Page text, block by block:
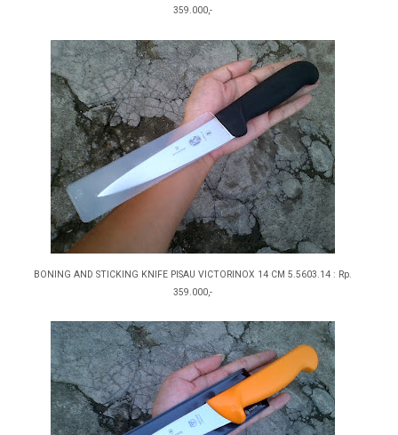
359.000,-
BONING AND STICKING KNIFE PISAU VICTORINOX 14 CM 5.5603.14 : Rp.
359.000,-